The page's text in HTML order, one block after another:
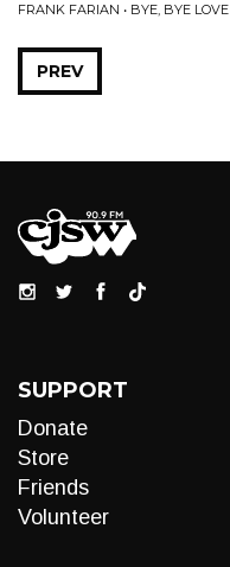
FRANK FARIAN • BYE, BYE LOVE
PREV
SUPPORT
Donate
Store
Friends
Volunteer